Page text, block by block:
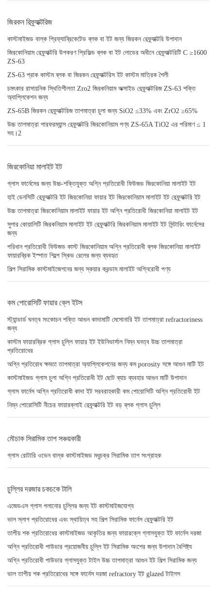
জিরকন রিফ্র্যাক্টরিজ
কাস্টমাইজড বাল্ক প্রিফ্যাব্রিকেটেড ব্লক বা ইট জন্য জিরকন রেফ্র্যাক্টরি উপাদান
জিরকোনিয়াম রেফ্র্যাক্টরি উপকরণ প্রিফিল্ড ব্লক বা ইট লোডের অধীনে রেফ্র্যাক্টরিটি C ≥1600
ZS-63
ZS-63 প্রাক কাস্টম ব্লক বা জিরকন রেফ্র্যাক্টরিস ইট কাস্টম মাত্রিক শৈলী
চমৎকার রাসায়নিক স্থিতিশীলতা Zro2 জিরকনিয়াম অক্সাইড রেফ্র্যাক্টরিজ ZS-63 শক্তি
অ্যাপ্লিকেশন জন্য
ZS-65B জিরকন রেফ্র্যাক্টরিজ তাপমাত্রা চুলা জন্য SiO2 ≤33% এবং ZrO2 ≥65%
উচ্চ তাপমাত্রা পারফরম্যান্স রেফ্র্যাক্টরি জিরকোনিয়াম পণ্য ZS-65A TiO2 এর পরিমাণ ≤ 1
সহ।2
জিরকোনিয়া মালাইট ইট
গ্লাস ফার্নেসের জন্য উচ্চ-শক্তিযুক্ত অগ্নি প্রতিরোধী ফিউজড জিরকোনিয়া মালাইট ইট
হাই ডেনসিটি রেফ্র্যাক্টরি ইট জিরকোনিয়া ফায়ার ইট জিরকোনিয়াম মালাইট ইট রেফ্র্যাক্টরি ইট
উচ্চ তাপমাত্রা জিরকোনিয়াম মালাইট ফায়ার ইট অগ্নি প্রতিরোধী জিরকোনিয়া মালাইট ইট
সুপার কোয়ালিটি জিরকনিয়াম মালাইট ইট রেফ্র্যাক্টরি জিরকনিয়াম মালাইট ইট সিন্টারিং ফার্নেসের
জন্য
পরিধান প্রতিরোধী ফিউজড কাস্ট জিরকোনিয়াম অগ্নি প্রতিরোধী ব্লক জিরকোনিয়া মালাইট
ফায়ারব্রিক ইস্পাত শিল্পে স্কিড রেলের জন্য ব্যবহৃত
শিল্প সিরামিক কাস্টমাইজেশনের জন্য স্কয়ার করন্ডাম মালাইট অগ্নিরোধী পণ্য
কম পোরোসিটি ফায়ার ক্লে ইটস
স্ট্যান্ডার্ড ঘনত্ব সংকোচন শক্তি আগুন কাদামাটি মেসোনারি ইট তাপমাত্রা refractoriness
জন্য
কাস্টম ফায়ারব্রিক গ্লাস চুল্লি ফায়ার ইট ইউনিভার্সাল নিম্ন ঘনত্ব উচ্চ তাপমাত্রা
প্রতিরোধের
অগ্নি প্রতিরোধ ক্ষমতা তাপমাত্রা অ্যাপ্লিকেশনের জন্য কম porosity সঙ্গে আগুন মাটি ইট
কাস্টমাইজড গ্লাস চুলা অগ্নি প্রতিরোধী ইট ছোট ব্যাচ ব্যবহার আগুন মাটি উপাদান
গ্লাস ফার্নেস অগ্নি প্রতিরোধী কাদা ইট সরবরাহকারী কম পোরোসিটি অগ্নি প্রতিরোধী ইট
নিম্ন পোরোসিটি নীচের ফায়ারক্লাই রেফ্র্যাক্টরি ইট বড় ব্লক গ্লাস চুল্লি
মৌচাক সিরামিক তাপ সঞ্চয়কারী
গ্লাস রোটারি ওভেন বাল্ক কাস্টমাইজড মধুচক্র সিরামিক তাপ সংগ্রাহক
চুল্লির দরজার চকচকে টালি
এজেডএস গ্লাস গলানোর চুল্লির জন্য ইট কাস্টমাইজযোগ্য
ভাল স্লাগ প্রতিরোধের এবং স্থায়িত্ব সহ শিল্প সিরামিক ফার্নেস রেফ্র্যাক্টরি ইট
তাপীয় শক প্রতিরোধের কাস্টমাইজড আকৃতির জন্য ফায়ারক্লে গ্লাসযুক্ত ইট ফার্নেস দরজা
অগ্নি প্রতিরোধী পাউডার প্রয়োজনীয় চুল্লি ইট সিরামিক অংশের জন্য উপাদান বৈশিষ্ট্য
অগ্নি প্রতিরোধী পাউডার গ্লাসযুক্ত টাইল উচ্চ তাপমাত্রা আগুন ইট শিল্প সিরামিক জন্য
ভাল তাপীয় শক প্রতিরোধের সঙ্গে ফার্নেস দরজা refractory ইট glazed টাইলস